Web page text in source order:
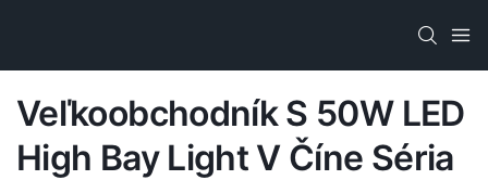
Veľkoobchodník S 50W LED
High Bay Light V Číne​ Séria